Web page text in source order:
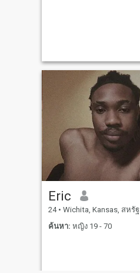
Eric
24 • Wichita, Kansas, สหรัฐอเมริกา
ค้นหา: หญิง 19 - 70